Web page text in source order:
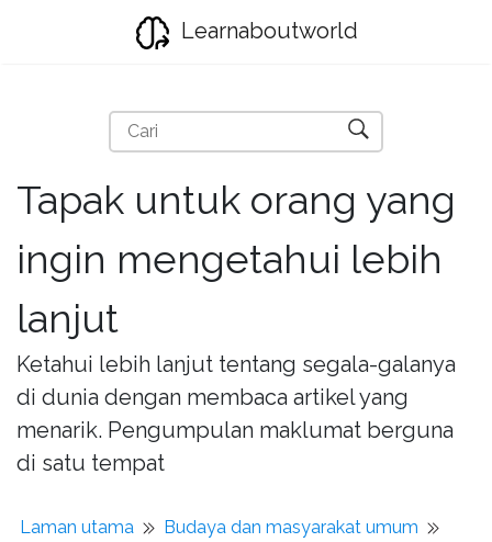
Learnaboutworld
Tapak untuk orang yang
ingin mengetahui lebih
lanjut
Ketahui lebih lanjut tentang segala-galanya
di dunia dengan membaca artikel yang
menarik. Pengumpulan maklumat berguna
di satu tempat
Laman utama
Budaya dan masyarakat umum